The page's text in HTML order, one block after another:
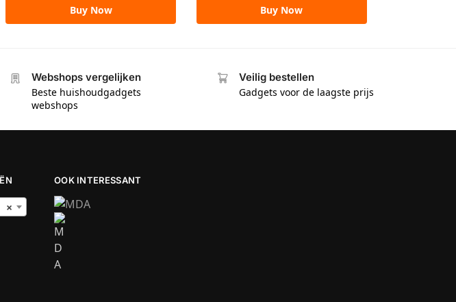
Buy Now Buy Now
Webshops vergelijken
Beste huishoudgadgets
webshops
Veilig bestellen
Gadgets voor de laagste prijs
×
OOK INTERESSANT